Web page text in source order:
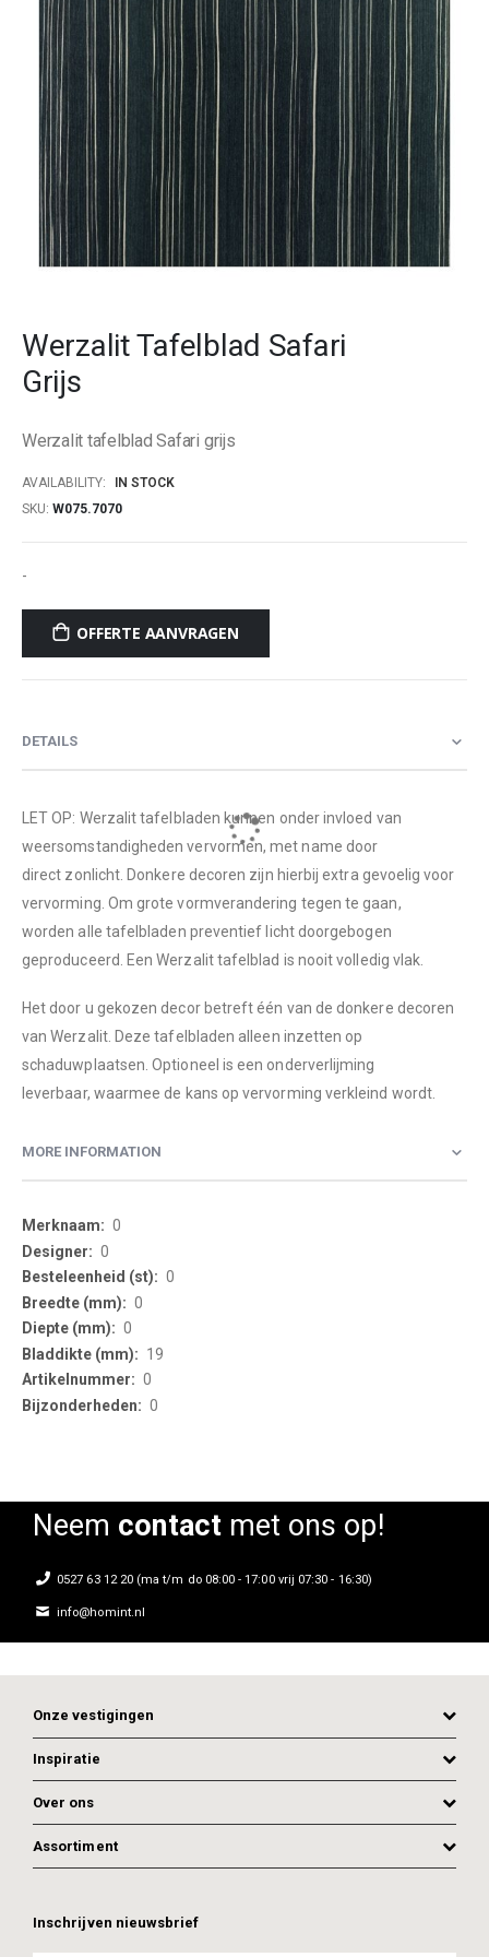
gallery
the
of
images
Werzalit Tafelblad Safari
Grijs
Werzalit tafelblad Safari grijs
AVAILABILITY:
IN STOCK
SKU W075.7070
-
OFFERTE AANVRAGEN
DETAILS
LET OP: Werzalit tafelbladen kunnen onder invloed van
weersomstandigheden vervormen, met name door
direct zonlicht. Donkere decoren zijn hierbij extra gevoelig voor
vervorming. Om grote vormverandering tegen te gaan,
worden alle tafelbladen preventief licht doorgebogen
geproduceerd. Een Werzalit tafelblad is nooit volledig vlak.
Het door u gekozen decor betreft één van de donkere decoren
van Werzalit. Deze tafelbladen alleen inzetten op
schaduwplaatsen. Optioneel is een onderverlijming
leverbaar, waarmee de kans op vervorming verkleind wordt.
MORE INFORMATION
More
Information
0
0
0
0
0
19
0
0
Neem contactmet ons op!
0527 63 12 20 (ma t/m do 08:00 - 17:00 vrij 07:30 - 16:30)
info@homint.nl
Onze vestigingen
Inspiratie
Over ons
Assortiment
Inschrijven nieuwsbrief